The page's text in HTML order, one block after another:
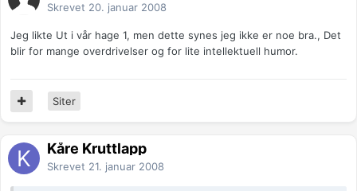
Skrevet 20. januar 2008
Jeg likte Ut i vår hage 1, men dette synes jeg ikke er noe bra., Det
blir for mange overdrivelser og for lite intellektuell humor.
Siter
Kåre Kruttlapp
Skrevet 21. januar 2008